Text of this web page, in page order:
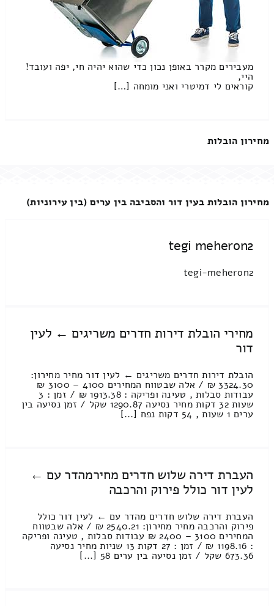
מעבירים מקרר באופן נכון כדי שהוא יהיה חי, יפה ועובד!
היי,
קוראים לי דמיטרי ואני מומחה […]
מחירון הובלות
מחירון הובלות בעין דור והסביבה בין ערים (בין עירוניות)
tegi meheron2
tegi-meheron2
מחירי הובלת דירות חדרים משריגים ← לעין
דור
הובלת דירות חדרים משריגים ← לעין דור מחיר מחירון:
3324.30 ₪ / אלה שבטווח המחירים 4100 – 3100 ₪
עבודות סבלות , טעינה ופריקה : 1913.38 ₪ / זמן : 3
שעות 32 דקות מחיר נסיעה 1290.87 שקל / זמן נסיעה בין
ערים 1 שעות , 54 דקות נפח [...]
העברת דירה שלוש חדרים מחירמהדר עם ←
לעין דור כולל פירוק והרכבה
העברת דירה שלוש חדרים מהדר עם ← לעין דור כולל
פירוק והרכבה מחיר מחירון: 2540.21 ₪ / אלה שבטווח
המחירים 3100 – 2400 ₪ עבודות סבלות , טעינה ופריקה
: 1198.16 ₪ / זמן : 27 דקות 13 שניות מחיר נסיעה
673.36 שקל / זמן נסיעה בין ערים 58 [...]